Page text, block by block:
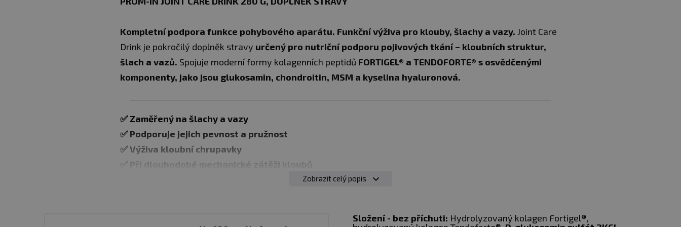
Kompletní podpora funkce pohybového aparátu. Funkční výživa pro klouby, šlachy a vazy. Joint Care
Drink je pokročilý doplněk stravy určený pro nutriční podporu pojivových tkání – kloubních struktur,
šlach a vazů. Spojuje moderní formy kolagenních peptidů FORTIGEL® a TENDOFORTE® s osvědčenými
komponenty, jako jsou glukosamin, chondroitin, MSM a kyselina hyaluronová.
✅Zaměřený na šlachy a vazy
✅ Podporuje jejich pevnost a pružnost
✅Výživa kloubní chrupavky
✅ Při dlouhodobé mechanické zátěži kloubů
Zobrazit celý popis
Složení - bez příchuti: Hydrolyzovaný kolagen Fortigel®,